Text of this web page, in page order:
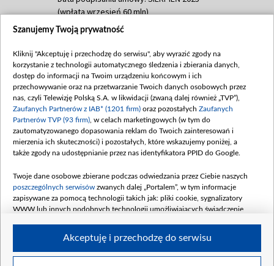
(wpłata wrzesień 60 mln)
Dofinansowanie 635 783 051,21 PLN
(wpłata wrzesień 100 mln, październik 350
mln, listopad 265 mln)
Dofinansowanie 48 862 000,00 PLN
Data podpisania umowy: GRUDZIEŃ 2025
(wpłata grudzień 60,548 mln)
Dofinansowanie 900 000 000,00 PLN
Data podpisania umowy: LUTY 2026 (wpłata
kwiecień 180 mln, 7 maja 180 mln, 8
czerwca 90 mln)
Dofinansowanie 250 000 000,00 PLN
4 sierpnia 250 mln
Szanujemy Twoją prywatność
Kliknij "Akceptuję i przechodzę do serwisu", aby wyrazić zgody na
korzystanie z technologii automatycznego śledzenia i zbierania danych,
dostęp do informacji na Twoim urządzeniu końcowym i ich
przechowywanie oraz na przetwarzanie Twoich danych osobowych przez
nas, czyli Telewizję Polską S.A. w likwidacji (zwaną dalej również „TVP”),
Zaufanych Partnerów z IAB* (1201 firm) oraz pozostałych Zaufanych
Partnerów TVP (93 firm) , w celach marketingowych (w tym do
zautomatyzowanego dopasowania reklam do Twoich zainteresowań i
mierzenia ich skuteczności) i pozostałych, które wskazujemy poniżej, a
także zgody na udostępnianie przez nas identyfikatora PPID do Google.
Twoje dane osobowe zbierane podczas odwiedzania przez Ciebie naszych
poszczególnych serwisów zwanych dalej „Portalem”, w tym informacje
zapisywane za pomocą technologii takich jak: pliki cookie, sygnalizatory
WWW lub innych podobnych technologii umożliwiających świadczenie
Akceptuję i przechodzę do serwisu